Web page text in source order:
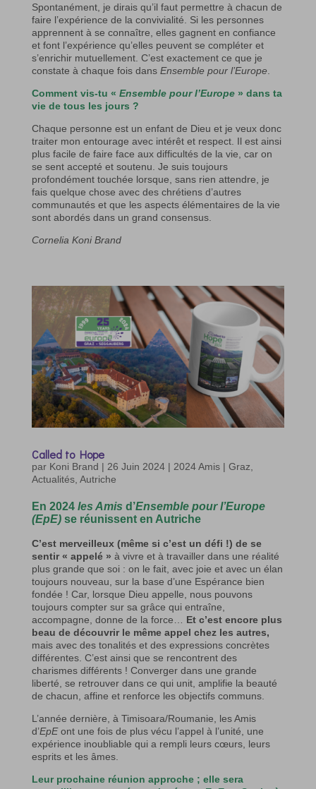
Spontanément, je dirais qu’il faut permettre à chacun de
faire l’expérience de la convivialité. Si les personnes
apprennent à se connaître, elles gagnent en confiance
et font l’expérience qu’elles peuvent se compléter et
s’enrichir mutuellement. C’est exactement ce que je
constate à chaque fois dans Ensemble pour l’Europe.
Comment vis-tu « Ensemble pour l’Europe » dans ta
vie de tous les jours ?
Chaque personne est un enfant de Dieu et je veux donc
traiter mon entourage avec intérêt et respect. Il est ainsi
plus facile de faire face aux difficultés de la vie, car on
se sent accepté et soutenu. Je suis toujours
profondément touchée lorsque, sans rien attendre, je
fais quelque chose avec des chrétiens d’autres
communautés et que les aspects élémentaires de la vie
sont abordés dans un grand consensus.
Cornelia Koni Brand
Called to Hope
par Koni Brand | 26 Juin 2024| 2024 Amis | Graz,
Actualités, Autriche
En 2024 les Amis d’Ensemble pour l’Europe
(EpE)se réunissent en Autriche
C’est merveilleux (même si c’est un défi !) de se
sentir « appelé » à vivre et à travailler dans une réalité
plus grande que soi : on le fait, avec joie et avec un élan
toujours nouveau, sur la base d’une Espérance bien
fondée ! Car, lorsque Dieu appelle, nous pouvons
toujours compter sur sa grâce qui entraîne,
accompagne, donne de la force… Et c’est encore plus
beau de découvrir le même appel chez les autres,
mais avec des tonalités et des expressions concrètes
différentes. C’est ainsi que se rencontrent des
charismes différents ! Converger dans une grande
liberté, se retrouver dans ce qui unit, amplifie la beauté
de chacun, affine et renforce les objectifs communs.
L’année dernière, à Timisoara/Roumanie, les Amis
d’EpEont une fois de plus vécu l’appel à l’unité, une
expérience inoubliable qui a rempli leurs cœurs, leurs
esprits et les âmes.
Leur prochaine réunion approche ; elle sera